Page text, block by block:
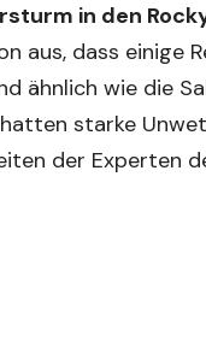
in den
aus, dass einige
ähnlich wie die
starke
der Experten